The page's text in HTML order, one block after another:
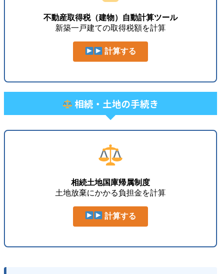
不動産取得税（建物）自動計算ツール
新築一戸建ての取得税額を計算
計算する
相続・土地の手続き
相続土地国庫帰属制度
土地放棄にかかる負担金を計算
計算する